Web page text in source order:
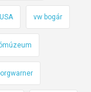
USA vw bogár